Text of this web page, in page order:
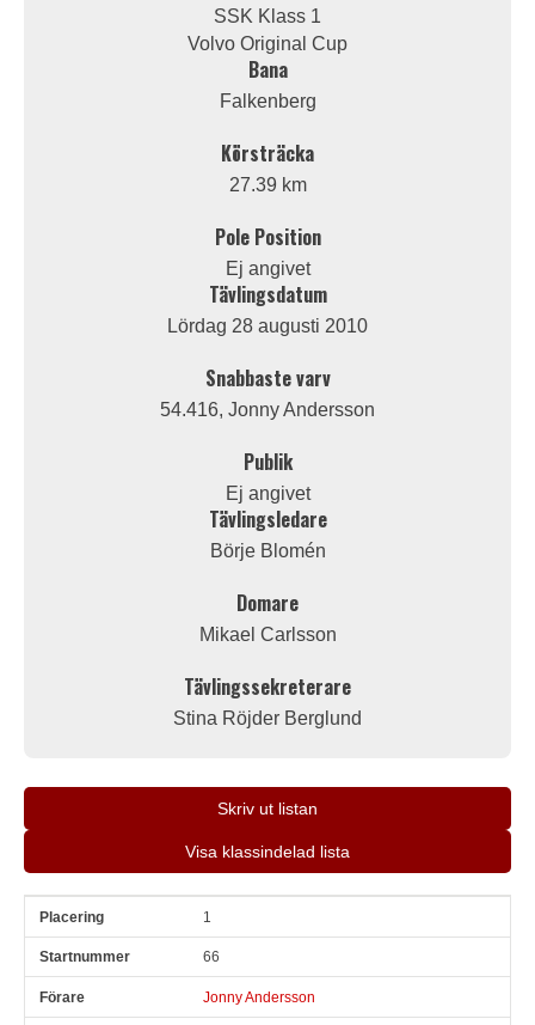
SSK Klass 1
Volvo Original Cup
Bana
Falkenberg
Körsträcka
27.39 km
Pole Position
Ej angivet
Tävlingsdatum
Lördag 28 augusti 2010
Snabbaste varv
54.416, Jonny Andersson
Publik
Ej angivet
Tävlingsledare
Börje Blomén
Domare
Mikael Carlsson
Tävlingssekreterare
Stina Röjder Berglund
Skriv ut listan
Visa klassindelad lista
Pl Snr 1
66
Jonny Andersson